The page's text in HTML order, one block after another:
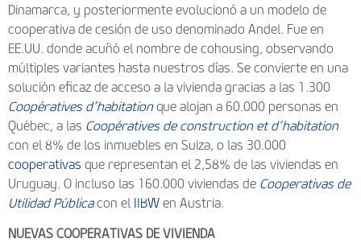
Dinamarca, y posteriormente evolucionó a un modelo de
cooperativa de cesión de uso denominado Andel. Fue en
EE.UU. donde acuñó el nombre de cohousing, observando
múltiples variantes hasta nuestros días. Se convierte en una
solución eficaz de acceso a la vivienda gracias a las 1.300
Coopératives d’habitationque alojan a 60.000 personas en
Québec, a las Coopératives de construction et d’habitation
con el 8% de los inmuebles en Suiza, o las 30.000
cooperativas que representan el 2,58% de las viviendas en
Uruguay. O incluso las 160.000 viviendas de Cooperativas de
Utilidad Públicacon el IIBW en Austria.
NUEVAS COOPERATIVAS DE VIVIENDA